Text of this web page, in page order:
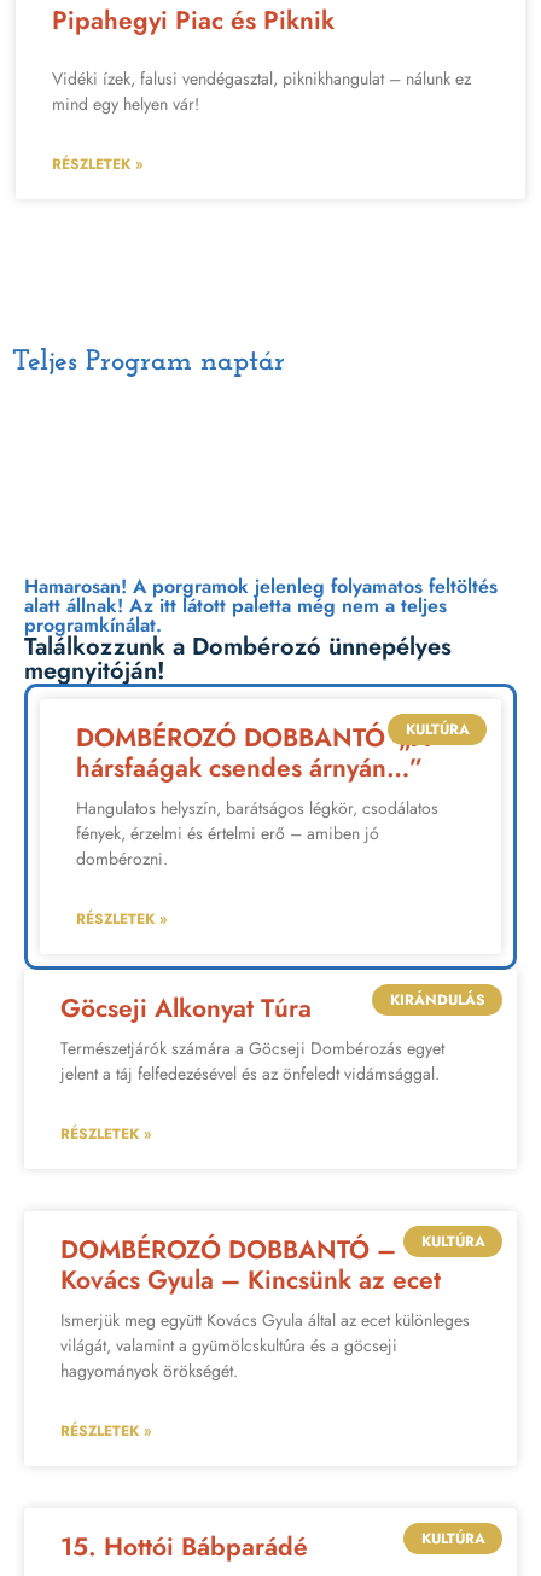
Pipahegyi Piac és Piknik
Vidéki ízek, falusi vendégasztal, piknikhangulat – nálunk ez
mind egy helyen vár!
RÉSZLETEK »
Teljes Program naptár
Hamarosan! A porgramok jelenleg folyamatos feltöltés
alatt állnak! Az itt látott paletta még nem a teljes
programkínálat.
Találkozzunk a Dombérozó ünnepélyes
megnyitóján!
KULTÚRA
DOMBÉROZÓ DOBBANTÓ -„A
hársfaágak csendes árnyán…”
Hangulatos helyszín, barátságos légkör, csodálatos
fények, érzelmi és értelmi erő – amiben jó
dombérozni.
RÉSZLETEK »
KIRÁNDULÁS
Göcseji Alkonyat Túra
Természetjárók számára a Göcseji Dombérozás egyet
jelent a táj felfedezésével és az önfeledt vidámsággal.
RÉSZLETEK »
KULTÚRA
DOMBÉROZÓ DOBBANTÓ –
Kovács Gyula – Kincsünk az ecet
Ismerjük meg együtt Kovács Gyula által az ecet különleges
világát, valamint a gyümölcskultúra és a göcseji
hagyományok örökségét.
RÉSZLETEK »
KULTÚRA
15. Hottói Bábparádé